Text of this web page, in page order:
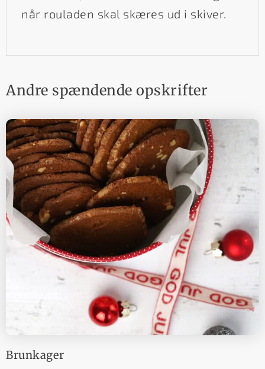
når rouladen skal skæres ud i skiver.
Andre spændende opskrifter
Brunkager